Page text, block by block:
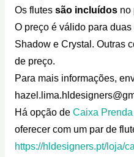
Os flutes são incluídosno
O preço é válido para
Shadow e Crystal. Outras
de preço.
Para mais informações,
Há opção de Caixa Prenda
oferecer com um par de
https://hldesigners.pt/loja/